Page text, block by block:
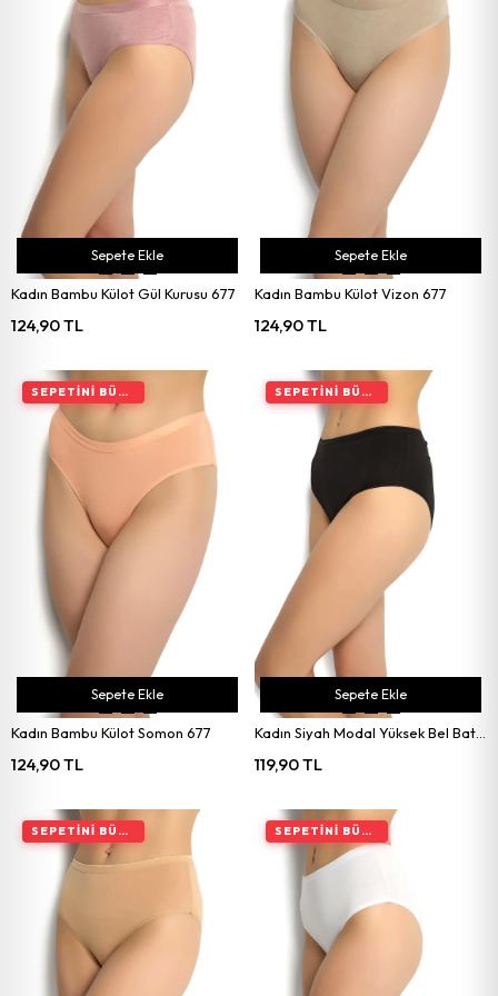
Kadın Bambu Külot Gül Kurusu 677
124,90 TL
Sepete Ekle
Kadın Bambu Külot Vizon 677
124,90 TL
Sepete Ekle
Kadın Bambu Külot Somon 677
124,90 TL
Sepete Ekle
SEPETINI BÜYÜT, İNDIRIMI ARTIR
119,90 TL
Sepete Ekle
SEPETINI BÜYÜT, İNDIRIMI ARTIR
SEPETINI BÜYÜT, İNDIRIMI ARTIR SEPETINI BÜYÜT, İNDIRIMI ARTIR